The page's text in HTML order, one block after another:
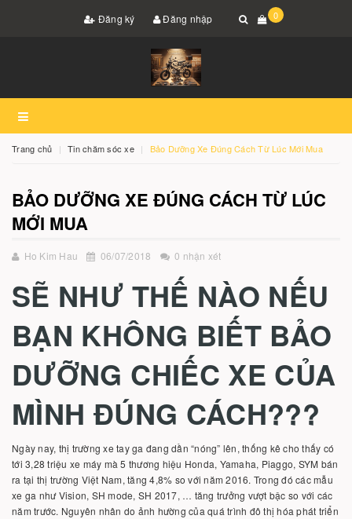
Đăng ký Đăng nhập 0
Trang chủ Tin chăm sóc xe Bảo Dưỡng Xe Đúng Cách Từ Lúc Mới Mua
BẢO DƯỠNG XE ĐÚNG CÁCH TỪ LÚC
MỚI MUA
Ho Kim Hau 06/07/2018 0 nhận xét
SẼ NHƯ THẾ NÀO NẾU
BẠN KHÔNG BIẾT BẢO
DƯỠNG CHIẾC XE CỦA
MÌNH ĐÚNG CÁCH???
Ngày nay, thị trường xe tay ga đang dần “nóng” lên, thống kê cho thấy có
tới 3,28 triệu xe máy mà 5 thương hiệu Honda, Yamaha, Piaggo, SYM bán
ra tại thị trường Việt Nam, tăng 4,8% so với năm 2016. Trong đó các mẫu
xe ga như Vision, SH mode, SH 2017, … tăng trưởng vượt bậc so với các
năm trước. Nguyên nhân do ảnh hường của quá trình đô thị hóa phát triển